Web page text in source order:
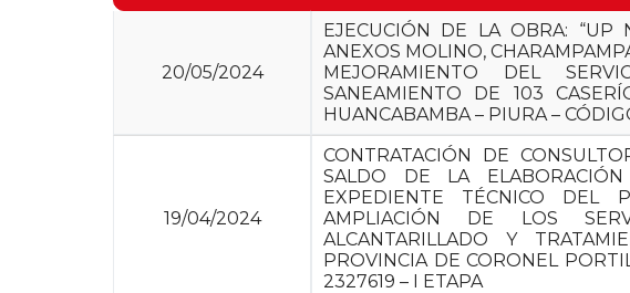
20/05/2024
EJECUCIÓN DE LA OBRA: “UP
ANEXOS MOLINO,
MEJORAMIENTO DEL
SANEAMIENTO DE 103
HUANCABAMBA – PIURA –
19/04/2024
CONTRATACIÓN DE
SALDO DE LA
EXPEDIENTE TÉCNICO DEL
AMPLIACIÓN DE LOS
ALCANTARILLADO Y
PROVINCIA DE CORONEL
2327619 – I ETAPA